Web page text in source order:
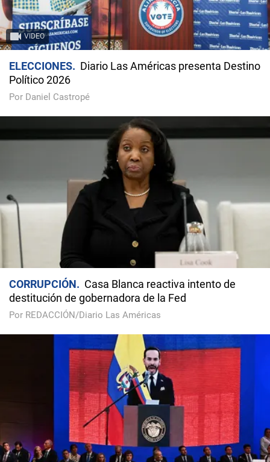
VIDEO
ELECCIONES
Diario Las Américas presenta Destino
Político 2026
Por Daniel Castropé
CORRUPCIÓN
Casa Blanca reactiva intento de
destitución de gobernadora de la Fed
Por REDACCIÓN/Diario Las Américas